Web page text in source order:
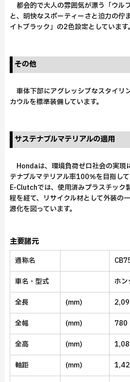
都会的で大人の雰囲気が漂う「ウル
と、明快なスポーティーさと迫力の佇
イトブラック」の2色設定としています。
その他
車体下部にアグレッシブなスタイリ
カウルを標準装備しています。
サステナブルマテリアルの適用
Hondaは、環境負荷ゼロ社会の実現
テナブルマテリアル率100％を目指し
E-Clutchでは、使用済みプラスチック
程を経て、リサイクル材として外装の
源化を図っています。
主要諸元
通称名
車名・型式 ホ
全長 (mm)
全幅 (mm) 780
全高 (mm)
軸距 (mm)